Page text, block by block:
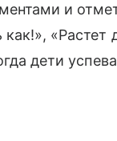
и
«Растет
дети